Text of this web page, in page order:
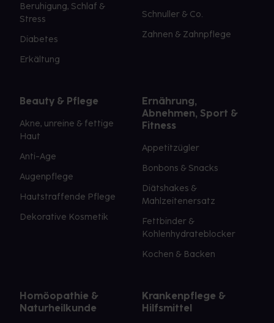
Beruhigung, Schlaf &
Stress
Diabetes
Erkältung
Schnuller & Co.
Zahnen & Zahnpflege
Beauty & Pflege
Akne, unreine & fettige
Haut
Anti-Age
Augenpflege
Hautstraffende Pflege
Dekorative Kosmetik
Ernährung,
Abnehmen, Sport &
Fitness
Appetitzügler
Bonbons & Snacks
Diätshakes &
Mahlzeitenersatz
Fettbinder &
Kohlenhydrateblocker
Kochen & Backen
Homöopathie &
Naturheilkunde
Krankenpflege &
Hilfsmittel